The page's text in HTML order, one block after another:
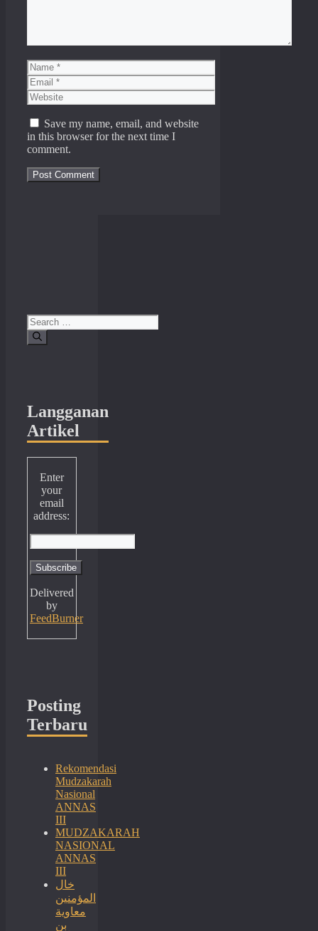
Name
Email
Website
Save my name, email, and website
in this browser for the next time I
comment.
Search
for:
Langganan
Artikel
Enter
your
email
address:
Delivered
by
FeedBurner
Posting
Terbaru
Rekomendasi
Mudzakarah
Nasional
ANNAS
III
MUDZAKARAH
NASIONAL
ANNAS
III
خال
المؤمنين
معاوية
بن